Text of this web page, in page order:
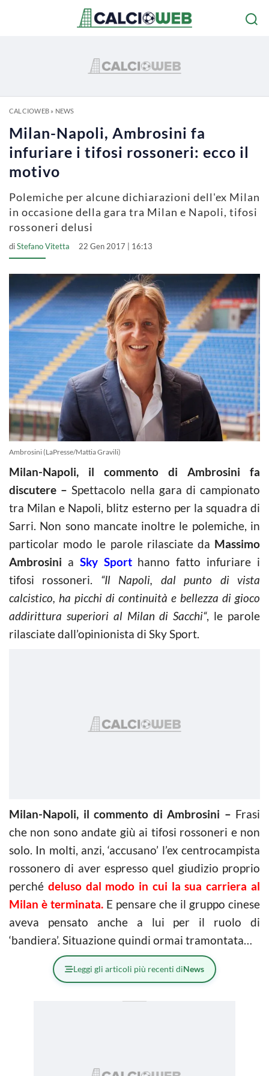
CALCIOWEB» NEWS
Milan-Napoli, Ambrosini fa
infuriare i tifosi rossoneri: ecco il
motivo
Polemiche per alcune dichiarazioni dell'ex Milan
in occasione della gara tra Milan e Napoli, tifosi
rossoneri delusi
diStefano Vitetta 22 Gen 2017 | 16:13
Ambrosini (LaPresse/Mattia Gravili)
Milan-Napoli, il commento di Ambrosini fa
discutere – Spettacolo nella gara di campionato
tra Milan e Napoli, blitz esterno per la squadra di
Sarri. Non sono mancate inoltre le polemiche, in
particolar modo le parole rilasciate da Massimo
Ambrosini a Sky Sporthanno fatto infuriare i
tifosi rossoneri. “Il Napoli, dal punto di vista
calcistico, ha picchi di continuità e bellezza di gioco
addirittura superiori al Milan di Sacchi“, le parole
rilasciate dall’opinionista di Sky Sport.
Milan-Napoli, il commento di Ambrosini – Frasi
che non sono andate giù ai tifosi rossoneri e non
solo. In molti, anzi, ‘accusano’ l’ex centrocampista
rossonero di aver espresso quel giudizio proprio
perché deluso dal modo in cui la sua carriera al
Milan è terminata. E pensare che il gruppo cinese
aveva pensato anche a lui per il ruolo di
‘bandiera’. Situazione quindi ormai tramontata…
Leggi gli articoli più recenti diNews